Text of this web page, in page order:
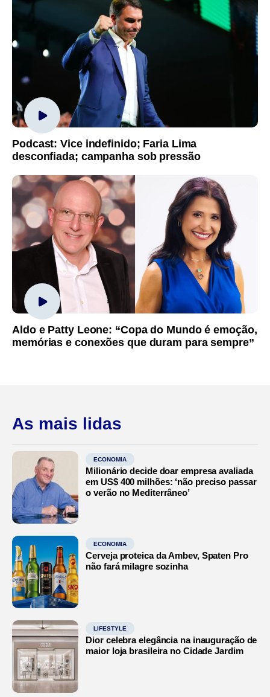
Podcast: Vice indefinido; Faria Lima
desconfiada; campanha sob pressão
Aldo e Patty Leone: “Copa do Mundo é emoção,
memórias e conexões que duram para sempre”
As mais lidas
ECONOMIA
Milionário decide doar empresa avaliada
em US$ 400 milhões: ‘não preciso passar
o verão no Mediterrâneo’
ECONOMIA
Cerveja proteica da Ambev, Spaten Pro
não fará milagre sozinha
LIFESTYLE
Dior celebra elegância na inauguração de
maior loja brasileira no Cidade Jardim